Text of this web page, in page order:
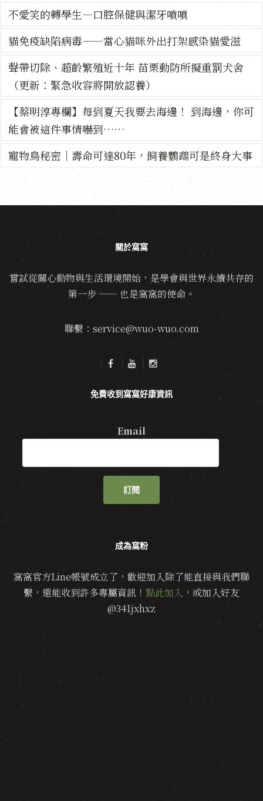
不愛笑的轉學生—口腔保健與潔牙噴噴
貓免疫缺陷病毒——當心貓咪外出打架感染貓愛滋
聲帶切除、超齡繁殖近十年 苗栗動防所擬重罰犬舍
（更新：緊急收容將開放認養）
【蔡明淳專欄】每到夏天我要去海邊！ 到海邊，你可
能會被這件事情嚇到……
寵物鳥秘密｜壽命可達80年，飼養鸚鵡可是終身大事
關於窩窩
嘗試從關心動物與生活環境開始，是學會與世界永續共存的
第一步 —— 也是窩窩的使命。
聯繫：service@wuo-wuo.com
免費收到窩窩好康資訊
Email
訂閱
成為窩粉
窩窩官方Line帳號成立了，歡迎加入除了能直接與我們聯
繫，還能收到許多專屬資訊！ 點此加入 ，或加入好友
@341jxhxz